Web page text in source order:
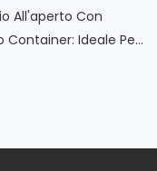
All'aperto Con
Container: Ideale Per